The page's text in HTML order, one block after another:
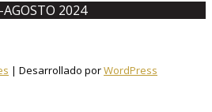
AGOSTO 2024
| Desarrollado porWordPress